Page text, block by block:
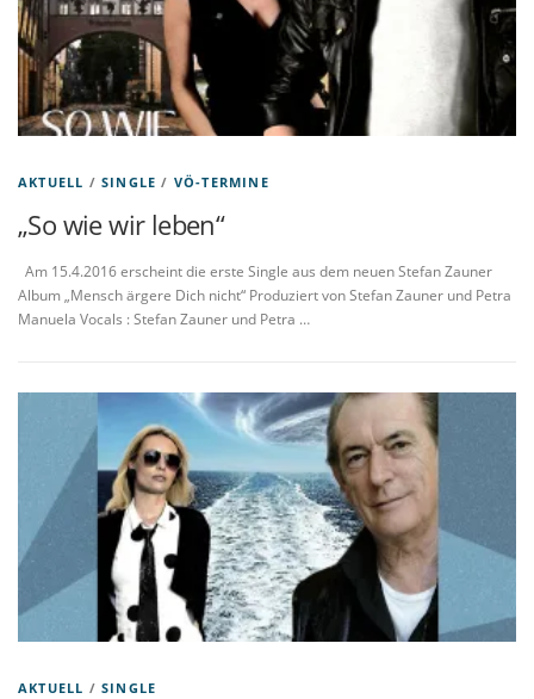
AKTUELL /SINGLE / VÖ-TERMINE
„So wie wir leben“
Am 15.4.2016 erscheint die erste Single aus dem neuen Stefan Zauner
Album „Mensch ärgere Dich nicht“ Produziert von Stefan Zauner und Petra
Manuela Vocals : Stefan Zauner und Petra …
AKTUELL /SINGLE